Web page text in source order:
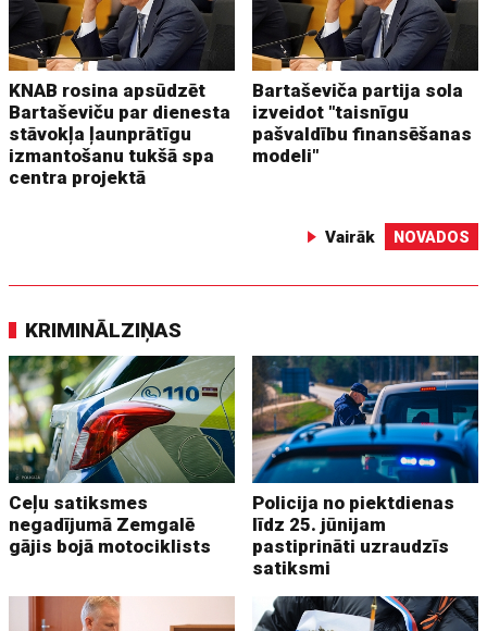
KNAB rosina apsūdzēt
Bartaševiču par dienesta
stāvokļa ļaunprātīgu
izmantošanu tukšā spa
centra projektā
Bartaševiča partija sola
izveidot "taisnīgu
pašvaldību finansēšanas
modeli"
Vairāk NOVADOS
KRIMINĀLZIŅAS
Ceļu satiksmes
negadījumā Zemgalē
gājis bojā motociklists
Policija no piektdienas
līdz 25. jūnijam
pastiprināti uzraudzīs
satiksmi